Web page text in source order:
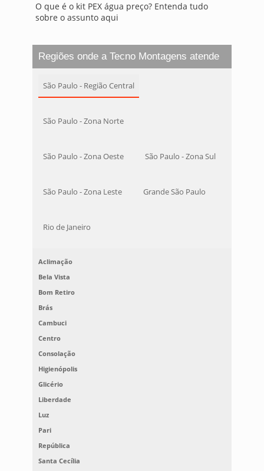
O que é o kit PEX água preço? Entenda tudo
sobre o assunto aqui
Regiões onde a Tecno Montagens atende
São Paulo - Região Central
São Paulo - Zona Norte
São Paulo - Zona Oeste São Paulo - Zona Sul
São Paulo - Zona Leste Grande São Paulo
Rio de Janeiro
Aclimação
Bela Vista
Bom Retiro
Brás
Cambuci
Centro
Consolação
Higienópolis
Glicério
Liberdade
Luz
Pari
República
Santa Cecília